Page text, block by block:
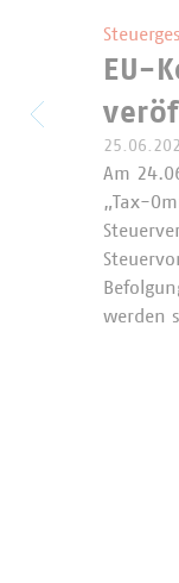
EU-
Am
„Tax-
werden